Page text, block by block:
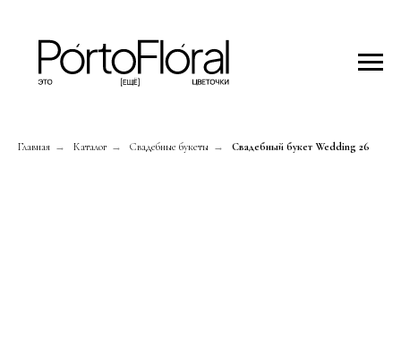
Главная → Каталог → Свадебные букеты → Свадебный букет Wedding 26